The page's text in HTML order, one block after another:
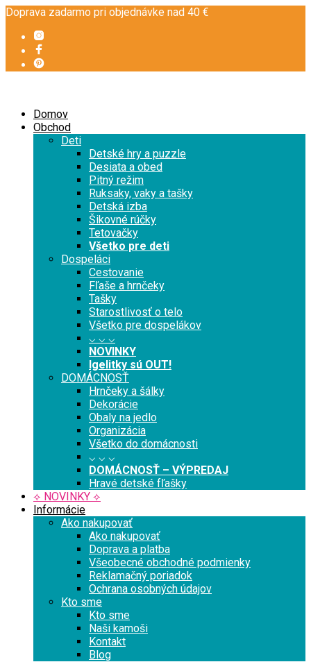
Doprava zadarmo pri objednávke nad 40 €
Domov
Obchod
Deti
Detské hry a puzzle
Desiata a obed
Pitný režim
Ruksaky, vaky a tašky
Detská izba
Šikovné rúčky
Tetovačky
Všetko pre deti
Dospeláci
Cestovanie
Fľaše a hrnčeky
Tašky
Starostlivosť o telo
Všetko pre dospelákov
⌵ ⌵ ⌵
NOVINKY
Igelitky sú OUT!
DOMÁCNOSŤ
Hrnčeky a šálky
Dekorácie
Obaly na jedlo
Organizácia
Všetko do domácnosti
⌵ ⌵ ⌵
DOMÁCNOSŤ – VÝPREDAJ
Hravé detské fľašky
⟡ NOVINKY ⟡
Informácie
Ako nakupovať
Ako nakupovať
Doprava a platba
Všeobecné obchodné podmienky
Reklamačný poriadok
Ochrana osobných údajov
Kto sme
Kto sme
Naši kamoši
Kontakt
Blog